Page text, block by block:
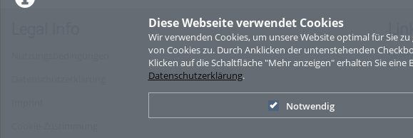
Diese Webseite verwendet Cookies
Wir verwenden Cookies, um unsere Website optimal für Sie
von Cookies zu. Durch Anklicken der untenstehenden
Klicken auf die Schaltfläche "Mehr anzeigen" erhalten Sie
Datenschutzerklärung.
Notwendig